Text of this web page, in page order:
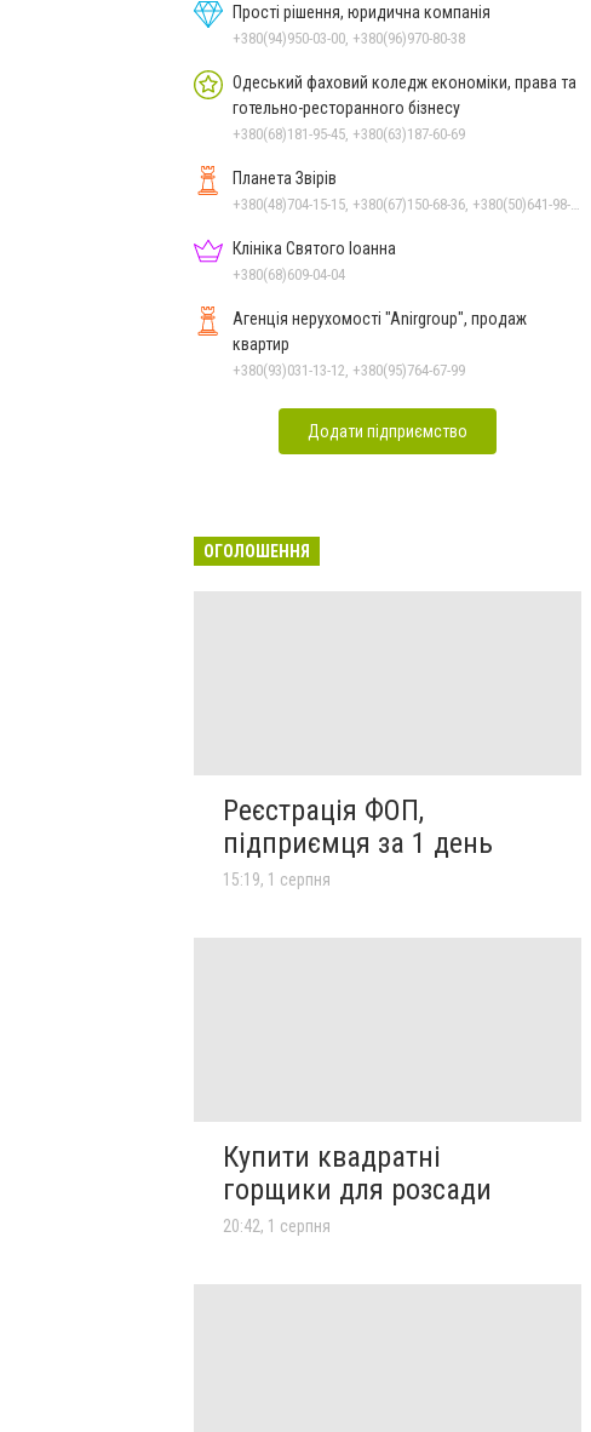
Прості рішення, юридична компанія
+380(94)950-03-00, +380(96)970-80-38
Одеський фаховий коледж економіки, права та
готельно-ресторанного бізнесу
+380(68)181-95-45, +380(63)187-60-69
Планета Звірів
Клініка Святого Іоанна
+380(68)609-04-04
Агенція нерухомості "Anirgroup", продаж
квартир
+380(93)031-13-12, +380(95)764-67-99
Додати підприємство
ОГОЛОШЕННЯ
Реєстрація ФОП,
підприємця за 1 день
15:19, 1 серпня
Купити квадратні
горщики для розсади
20:42, 1 серпня